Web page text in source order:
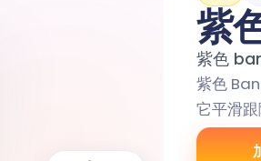
紫
紫色
紫色
它平滑